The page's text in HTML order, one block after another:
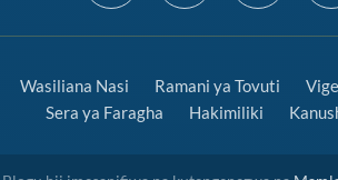
Wasiliana Nasi Ramani ya Tovuti
Sera ya Faragha
Hakimiliki